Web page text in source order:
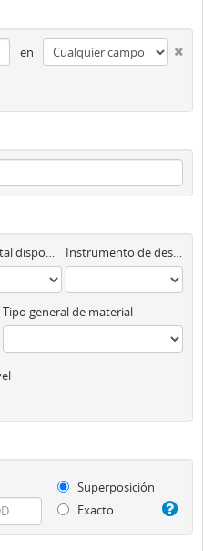
en
Objeto digital disponibles Instrumento de descripción
Tipo general de material
Superposición
Exacto